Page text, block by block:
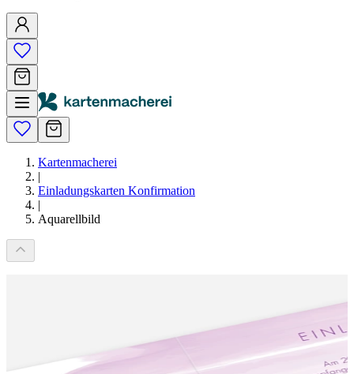
Kartenmacherei
|
Einladungskarten Konfirmation
|
Aquarellbild